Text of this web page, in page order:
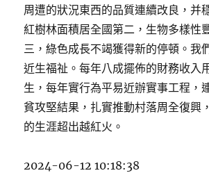
周遭的狀況東西的品質連續改良，并
紅樹林面積居全國第二，生物多樣性
三，綠色成長不竭獲得新的停頓。我
近生福祉。每年八成擺佈的財務收入
生，每年實行為平易近辦實事工程，
貧攻堅結果，扎實推動村落周全復興
的生涯超出越紅火。
2024-06-12 10:18:38